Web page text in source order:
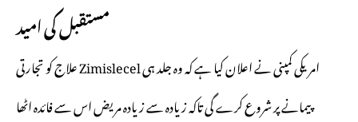
مستقبل کی امید
امریکی کمپنی نے اعلان کیا ہے کہ وہ جلد ہی Zimislecel علاج کو تجارتی
پیمانے پر شروع کرے گی تاکہ زیادہ سے زیادہ مریض اس سے فائدہ اٹھا